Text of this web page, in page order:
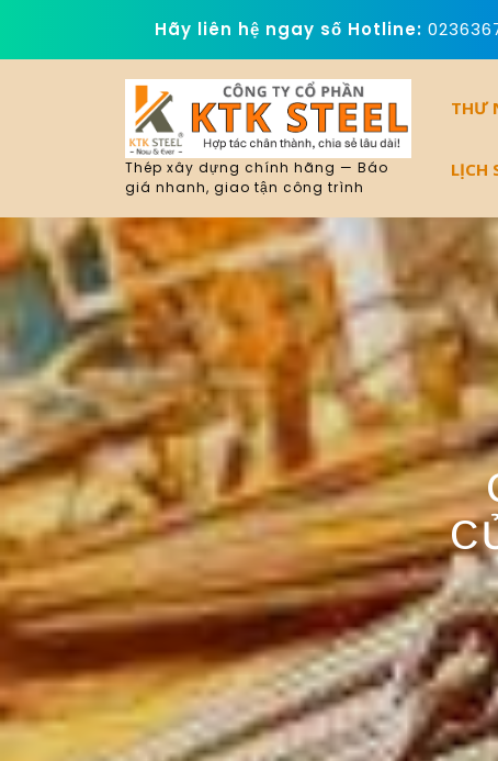
content
Hãy liên hệ ngay số Hotline:
Thép xây dựng chính hãng — Báo
giá nhanh, giao tận công trình
THƯ
LỊCH